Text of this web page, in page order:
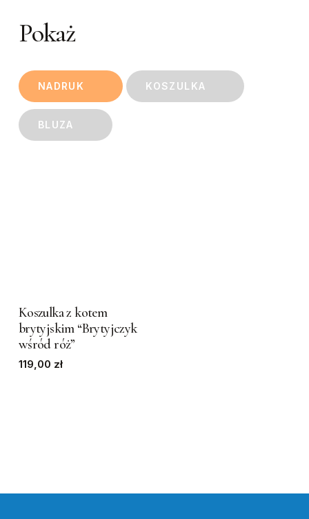
Pokaż
NADRUK KOSZULKA
BLUZA
has
multiple
variants.
The
Koszulka z kotem
brytyjskim “Brytyjczyk
wśród róż”
119,00 zł